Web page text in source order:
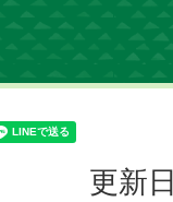
更新